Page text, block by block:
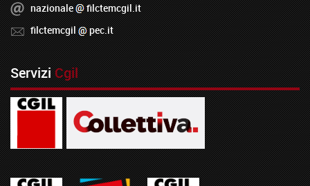
nazionale
filctemcgil.it
filctemcgil
pec.it
ServiziCgil